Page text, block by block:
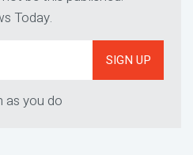
Today.
SIGN UP
as you do